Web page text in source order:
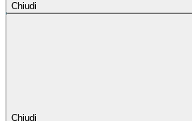
Chiudi
Chiudi